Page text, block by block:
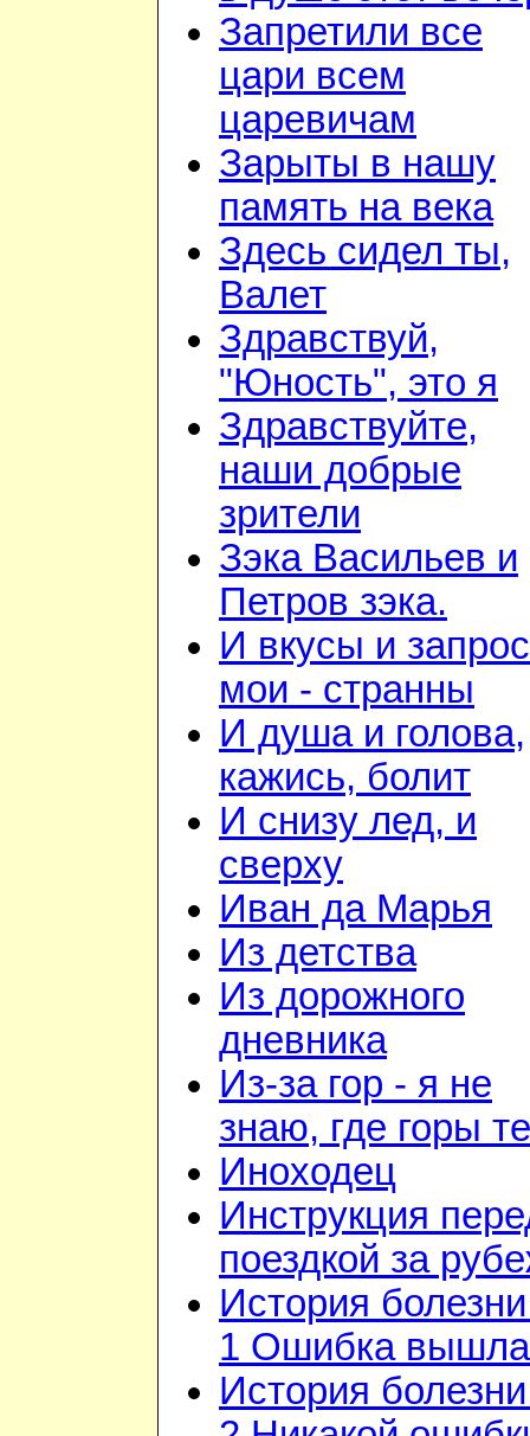
Запретили все
цари всем
царевичам
Зарыты в нашу
память на века
Здесь сидел ты,
Валет
Здравствуй,
"Юность", это я
Здравствуйте,
наши добрые
зрители
Зэка Васильев и
Петров зэка.
И вкусы и
мои - странны
И душа и голова,
кажись, болит
И снизу лед, и
сверху
Иван да Марья
Из детства
Из дорожного
дневника
Из-за гор - я не
знаю, где горы те
Иноходец
Инструкция
поездкой за
История
1 Ошибка вышла
История